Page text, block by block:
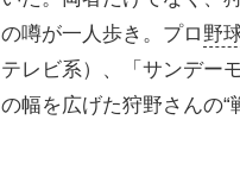
の噂が一人歩き。プロ 野
テレビ系）、「サンデー
の幅を広げた狩野さんの“